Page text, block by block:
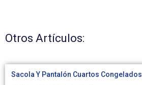
Otros Artículos:
Sacola Y Pantalón Cuartos Congelados